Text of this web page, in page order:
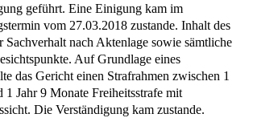
geführt. Eine Einigung kam im
vom 27.03.2018 zustande. Inhalt des
Sachverhalt nach Aktenlage sowie sämtliche
Auf Grundlage eines
das Gericht einen Strafrahmen zwischen 1
1 Jahr 9 Monate Freiheitsstrafe mit
Die Verständigung kam zustande.